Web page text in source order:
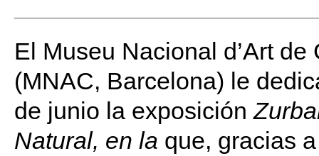
El Museu Nacional d’Art de
(MNAC, Barcelona) le
de junio la exposición
Natural, en la que, gracias